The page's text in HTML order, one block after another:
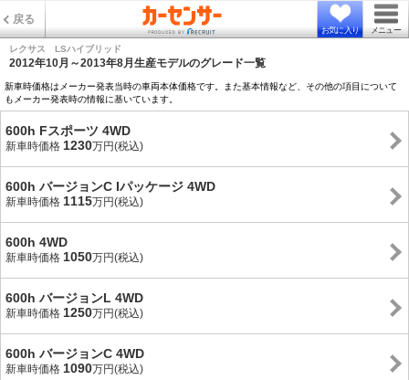
戻る
お気に入り メニュー
レクサス LSハイブリッド
2012年10月～2013年8月生産モデルのグレード一覧
新車時価格はメーカー発表当時の車両本体価格です。また基本情報など、その他の項目について
もメーカー発表時の情報に基いています。
600h Fスポーツ 4WD
新車時価格 1230万円(税込)
600h バージョンC Iパッケージ 4WD
新車時価格 1115万円(税込)
600h 4WD
新車時価格 1050万円(税込)
600h バージョンL 4WD
新車時価格 1250万円(税込)
600h バージョンC 4WD
新車時価格 1090万円(税込)